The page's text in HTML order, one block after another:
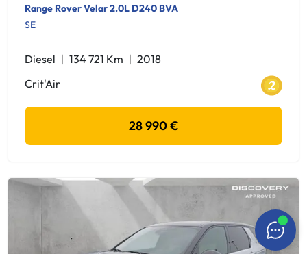
Range Rover Velar 2.0L D240 BVA
SE
Diesel 134 721 Km
2018
Crit'Air
28 990 €